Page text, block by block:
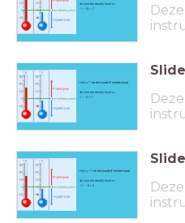
de som die daarbij hoort is:
-1 - 6 = -7
Het is 1° en het wordt 6° minder koud
de som die daarbij hoort is:
1 -- 6 = 7
Slide
Het is -1° en het wordt 6° minder koud
de som die daarbij hoort is:
-1 -- 6 = 5
Slide